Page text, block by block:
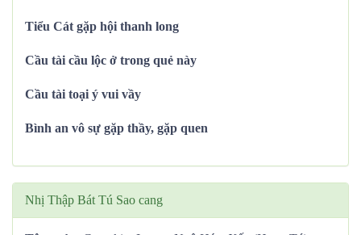
Tiểu Cát gặp hội thanh long
Cầu tài cầu lộc ở trong quẻ này
Cầu tài toại ý vui vầy
Bình an vô sự gặp thầy, gặp quen
Nhị Thập Bát Tú Sao cang